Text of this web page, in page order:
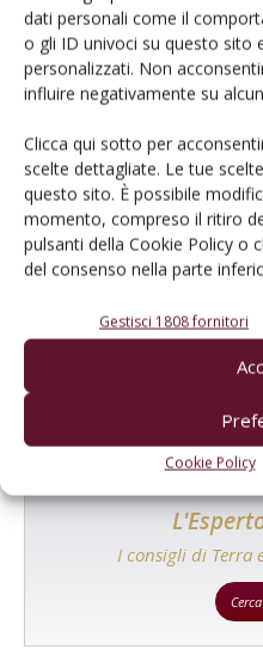
dati personali come il
o gli ID univoci su questo sito
personalizzati. Non
influire negativamente su
Clicca qui sotto per
scelte dettagliate. Le tue
questo sito. È possibile
momento, compreso il ritiro
pulsanti della Cookie Policy o
del consenso nella parte
Gestisci 1808 fornitori
Cookie Policy
E-magazine
Tecniche, prodotti e servizi
Catalogo
I consigli di Terra